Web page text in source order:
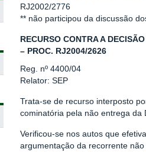
RJ2002/2776
** não participou da discussão
RECURSO CONTRA A
– PROC. RJ2004/2626
Reg. nº 4400/04
Relator: SEP
Trata-se de recurso interposto
cominatória pela não entrega da
Verificou-se nos autos que
argumentação da recorrente